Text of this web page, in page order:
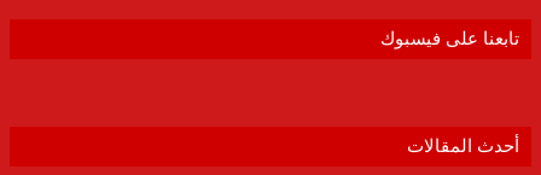
تابعنا على فيسبوك
أحدث المقالات